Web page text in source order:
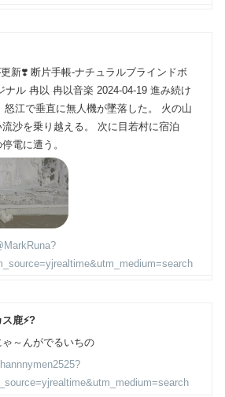
新❣️ 断片手帳-ナチュラルブラインドボ
ナル 冉以 冉以音楽 2024-04-19 進み続け
怒江で垂直に無人機が墜落した。 火の山
沙を乗り越える。 次に目若村に宿泊
電に遭う。
鹿⚡?
～んがでるいちの